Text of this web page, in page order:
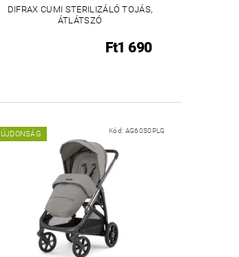
DIFRAX CUMI STERILIZÁLÓ TOJÁS,
ÁTLÁTSZÓ
Ft1 690
ÚJDONSÁG Kód: AG60S0PLG